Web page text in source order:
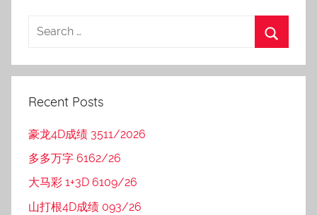
Recent Posts
豪龙4D成绩 3511/2026
多多万字 6162/26
大马彩 1+3D 6109/26
山打根4D成绩 093/26